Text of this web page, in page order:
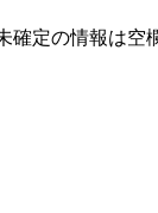
定の情報は空